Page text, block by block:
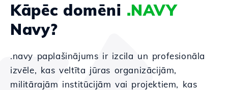
Kāpēc domēni .NAVY
Navy?
.navy paplašinājums ir izcila un profesionāla
izvēle, kas veltīta jūras organizācijām,
militārajām institūcijām vai projektiem, kas